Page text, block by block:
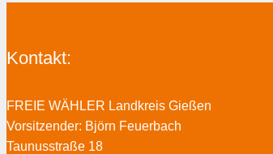
Kontakt:
FREIE WÄHLER Landkreis Gießen
Vorsitzender: Björn Feuerbach
Taunusstraße 18